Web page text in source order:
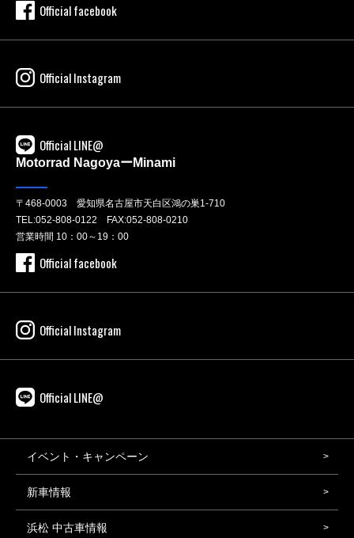
Official facebook
Official Instagram
Official LINE@
Motorrad NagoyaーMinami
〒468-0003 愛知県名古屋市天白区鴻の巣1-710
TEL:052-808-0122 FAX:052-808-0210
営業時間 10：00～19：00
Official facebook
Official Instagram
Official LINE@
イベント・キャンペーン
新車情報
浜松 中古車情報